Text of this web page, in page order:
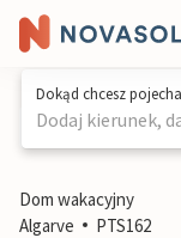
Dokąd chcesz
Dodaj kierunek,
1 / 25
Dom wakacyjny
Algarve
PTS162